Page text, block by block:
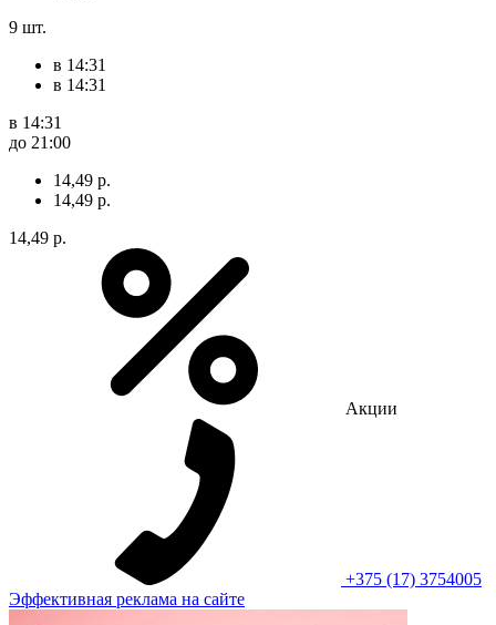
9 шт.
в 14:31
в 14:31
в 14:31
до 21:00
14,49 р.
14,49 р.
14,49 р.
Акции
+375 (17) 3754005
Эффективная реклама на сайте